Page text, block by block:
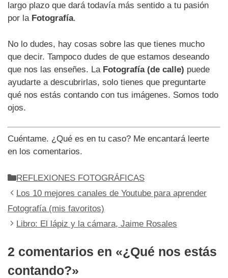
largo plazo que dará todavía más sentido a tu pasión
por la Fotografía.
No lo dudes, hay cosas sobre las que tienes mucho
que decir. Tampoco dudes de que estamos deseando
que nos las enseñes. La Fotografía (de calle) puede
ayudarte a descubrirlas, solo tienes que preguntarte
qué nos estás contando con tus imágenes. Somos todo
ojos.
Cuéntame. ¿Qué es en tu caso? Me encantará leerte
en los comentarios.
Categorías
REFLEXIONES FOTOGRÁFICAS
Los 10 mejores canales de Youtube para aprender
Fotografía (mis favoritos)
Libro: El lápiz y la cámara, Jaime Rosales
2 comentarios en «¿Qué nos estás
contando?»